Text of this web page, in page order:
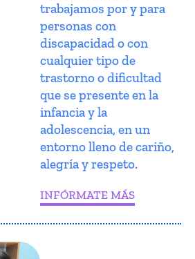
trabajamos por y para
personas con
discapacidad o con
cualquier tipo de
trastorno o dificultad
que se presente en la
infancia y la
adolescencia, en un
entorno lleno de cariño,
alegría y respeto.
INFÓRMATE MÁS